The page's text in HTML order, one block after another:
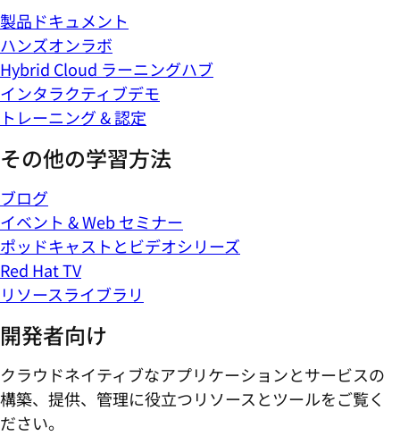
製品ドキュメント
ハンズオンラボ
Hybrid Cloud ラーニングハブ
インタラクティブデモ
トレーニング & 認定
その他の学習方法
ブログ
イベント & Web セミナー
ポッドキャストとビデオシリーズ
Red Hat TV
リソースライブラリ
開発者向け
クラウドネイティブなアプリケーションとサービスの
構築、提供、管理に役立つリソースとツールをご覧く
ださい。